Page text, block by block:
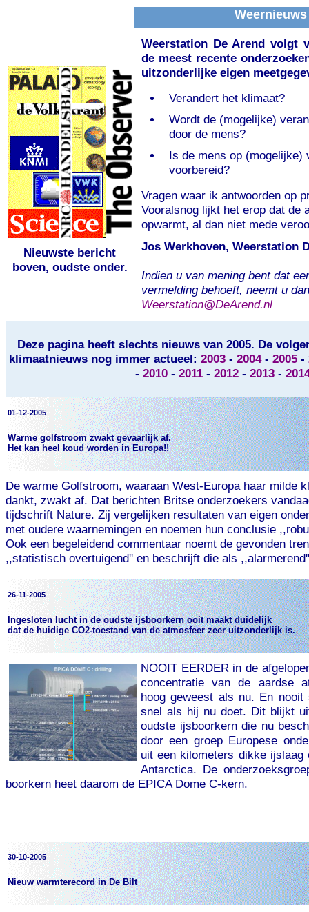
Nieuwste bericht
boven, oudste onder.
Weernieuws
Weerstation De Arend volgt
de meest recente
uitzonderlijke eigen
Verandert het klimaat?
Wordt de (mogelijke)
door de mens?
Is de mens op (mogelijke)
voorbereid?
Vragen waar ik antwoorden op
Vooralsnog lijkt het erop dat de
opwarmt, al dan niet mede
Jos Werkhoven, Weerstation
Indien u van mening bent dat
vermelding behoeft, neemt u
Weerstation@DeArend.nl
Deze pagina heeft slechts nieuws van 2005. De
klimaatnieuws nog immer actueel: 2003- 2004- 2005-
- 2010 - 2011 - 2012 - 2013 -
01-12-2005
Warme golfstroom zwakt gevaarlijk af.
Het kan heel koud worden in Europa!!
De warme Golfstroom, waaraan West-Europa haar milde
dankt, zwakt af. Dat berichten Britse onderzoekers
tijdschrift Nature. Zij vergelijken resultaten van eigen
met oudere waarnemingen en noemen hun conclusie
Ook een begeleidend commentaar noemt de gevonden
,,statistisch overtuigend'' en beschrijft die als
26-11-2005
Ingesloten lucht in de oudste ijsboorkern ooit maakt duidelijk
dat de huidige CO2-toestand van de atmosfeer zeer uitzonderlijk is.
NOOIT EERDER in de
concentratie van de aardse
hoog geweest als nu. En
snel als hij nu doet. Dit blijkt
oudste ijsboorkern die nu
door een groep Europese
uit een kilometers dikke ijslaag
Antarctica. De
boorkern heet daarom de EPICA Dome C-kern.
30-10-2005
Nieuw warmterecord in De Bilt